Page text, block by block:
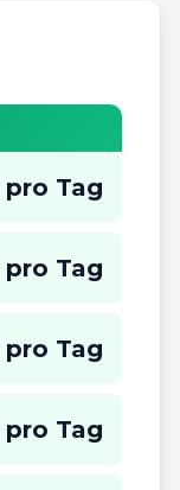
pro Tag
pro Tag
pro Tag
pro Tag